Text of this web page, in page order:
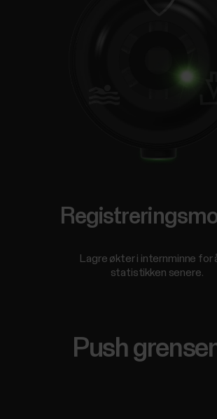
Lagre økter i internminne for
statistikken senere.
Push